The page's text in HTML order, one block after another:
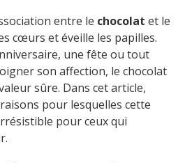
entre le chocolat et le
cœurs et éveille les papilles.
une fête ou tout
son affection, le chocolat
sûre. Dans cet article,
pour lesquelles cette
pour ceux qui